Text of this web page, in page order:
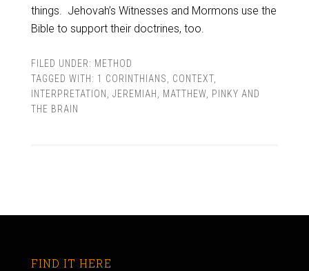
things. Jehovah’s Witnesses and Mormons use the
Bible to support their doctrines, too.
FILED UNDER: METHOD
TAGGED WITH: 1 CORINTHIANS CONTEXT,
INTERPRETATION
JEREMIAH MATTHEW, PINKY AND
THE BRAIN
FIND IT HERE